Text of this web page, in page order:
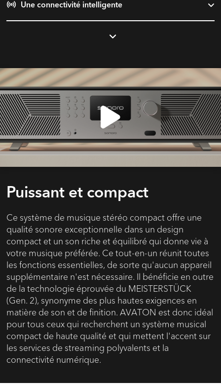
Une connectivité intelligente
Puissant et compact
Ce système de musique stéréo compact offre une
qualité sonore exceptionnelle dans un design
compact et un son riche et équilibré qui donne vie à
votre musique préférée. Ce tout-en-un réunit toutes
les fonctions essentielles, de sorte qu'aucun appareil
supplémentaire n'est nécessaire. Il bénéficie en outre
de la technologie éprouvée du MEISTERSTÜCK
(Gen. 2), synonyme des plus hautes exigences en
matière de son et de finition. AVATON est donc idéal
pour tous ceux qui recherchent un système musical
compact de haute qualité et qui mettent l'accent sur
les services de streaming polyvalents et la
connectivité numérique.